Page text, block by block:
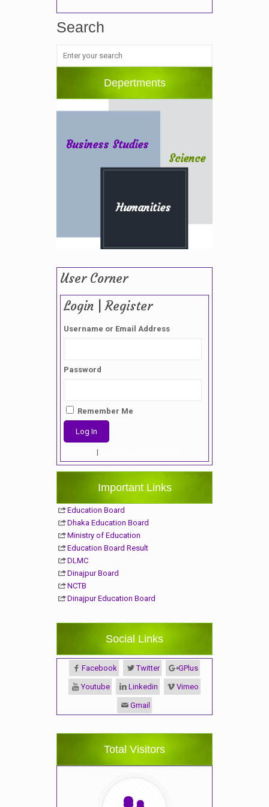
Search
Depertments
Humanities
Business Studies
Science
User Corner
Login | Register
Username or Email Address
Password
Remember Me
|
Important Links
Education Board
Dhaka Education Board
Ministry of Education
Education Board Result
DLMC
Dinajpur Board
NCTB
Dinajpur Education Board
Social Links
Facebook Twitter GPlus
Youtube Linkedin Vimeo
Gmail
Total Visitors